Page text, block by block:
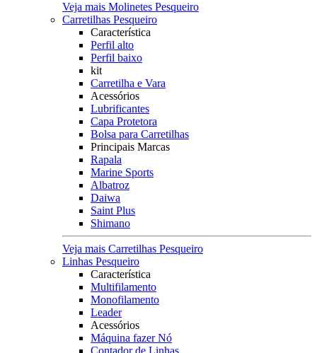
Veja mais Molinetes Pesqueiro
Carretilhas Pesqueiro
Característica
Perfil alto
Perfil baixo
kit
Carretilha e Vara
Acessórios
Lubrificantes
Capa Protetora
Bolsa para Carretilhas
Principais Marcas
Rapala
Marine Sports
Albatroz
Daiwa
Saint Plus
Shimano
Veja mais Carretilhas Pesqueiro
Linhas Pesqueiro
Característica
Multifilamento
Monofilamento
Leader
Acessórios
Máquina fazer Nó
Contador de Linhas